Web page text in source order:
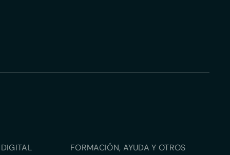
FORMACIÓN, AYUDA Y OTROS